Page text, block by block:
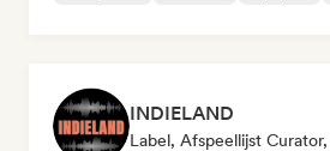
INDIELAND
Label, Afspeellijst